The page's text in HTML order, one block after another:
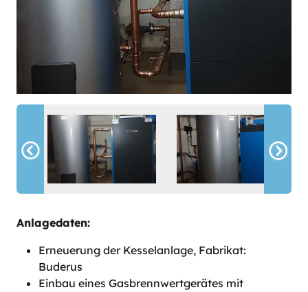
Anlagedaten:
Erneuerung der Kesselanlage, Fabrikat:
Buderus
Einbau eines Gasbrennwertgerätes mit